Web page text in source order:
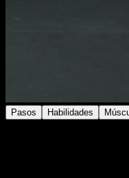
Pasos Habilidades